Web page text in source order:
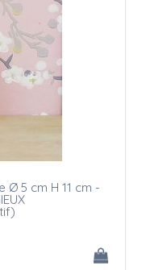
Ø 5 cm H 11 cm -